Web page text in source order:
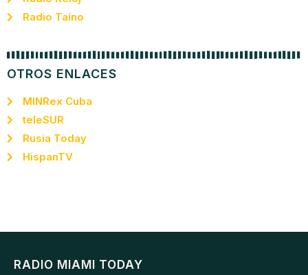
Radio Taíno
OTROS ENLACES
MINRex Cuba
teleSUR
Rusia Today
HispanTV
RADIO MIAMI TODAY